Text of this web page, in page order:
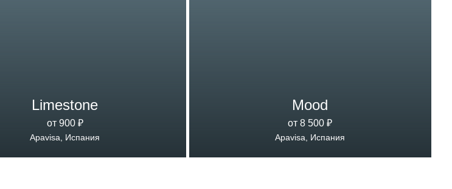
Limestone
от 900 ₽
Apavisa, Испания
Mood
от 8 500 ₽
Apavisa, Испания